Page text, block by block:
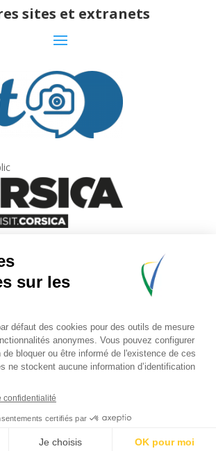
sites et extranets
àla lettre d’information
de la Corse.
Share This